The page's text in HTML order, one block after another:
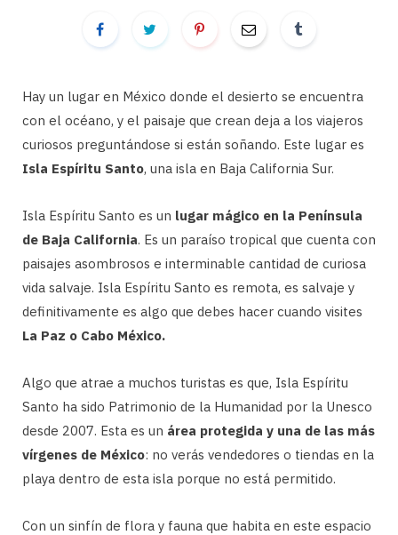
Hay un lugar en México donde el desierto se encuentra
con el océano, y el paisaje que crean deja a los viajeros
curiosos preguntándose si están soñando. Este lugar es
Isla Espíritu Santo, una isla en Baja California Sur.
Isla Espíritu Santo es un lugar mágico en la Península
de Baja California. Es un paraíso tropical que cuenta con
paisajes asombrosos e interminable cantidad de curiosa
vida salvaje. Isla Espíritu Santo es remota, es salvaje y
definitivamente es algo que debes hacer cuando visites
La Paz o Cabo México.
Algo que atrae a muchos turistas es que, Isla Espíritu
Santo ha sido Patrimonio de la Humanidad por la Unesco
desde 2007. Esta es un área protegida y una de las más
vírgenes de México: no verás vendedores o tiendas en la
playa dentro de esta isla porque no está permitido.
Con un sinfín de flora y fauna que habita en este espacio